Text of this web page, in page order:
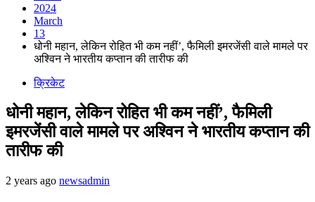
2024
March
13
धोनी महान, लेकिन रोहित भी कम नहीं’, फैमिली इमरजेंसी वाले मामले पर
अश्विन ने भारतीय कप्तान की तारीफ की
क्रिकेट
धोनी महान, लेकिन रोहित भी कम नहीं’, फैमिली
इमरजेंसी वाले मामले पर अश्विन ने भारतीय कप्तान की
तारीफ की
2 years ago newsadmin